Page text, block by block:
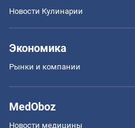
Новости Кулинарии
Экономика
Рынки и компании
MedOboz
Новости медицины